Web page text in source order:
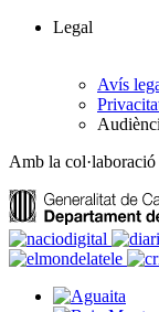
Legal
Avís
Amb la col·laboració